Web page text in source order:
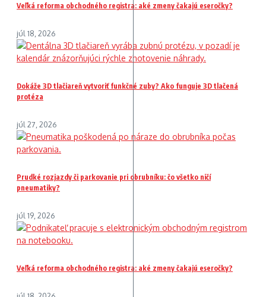
Veľká reforma obchodného registra: aké zmeny čakajú eseročky?
júl 18, 2026
Dokáže 3D tlačiareň vytvoriť funkčné zuby? Ako funguje 3D tlačená
protéza
júl 27, 2026
Prudké rozjazdy či parkovanie pri obrubníku: čo všetko ničí
pneumatiky?
júl 19, 2026
Veľká reforma obchodného registra: aké zmeny čakajú eseročky?